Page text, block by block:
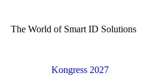
The World of Smart ID Solutions
Kongress 2027